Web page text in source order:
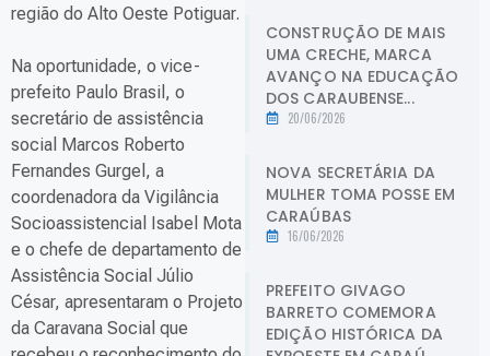
região do Alto Oeste Potiguar.
Na oportunidade, o vice-
prefeito Paulo Brasil, o
secretário de assistência
social Marcos Roberto
Fernandes Gurgel, a
coordenadora da Vigilância
Socioassistencial Isabel Mota
e o chefe de departamento de
Assistência Social Júlio
César, apresentaram o Projeto
da Caravana Social que
CONSTRUÇÃO DE MAIS
UMA CRECHE, MARCA
AVANÇO NA EDUCAÇÃO
DOS CARAUBENSE...
20/06/2026
NOVA SECRETÁRIA DA
MULHER TOMA POSSE EM
CARAÚBAS
16/06/2026
PREFEITO GIVAGO
BARRETO COMEMORA
EDIÇÃO HISTÓRICA DA